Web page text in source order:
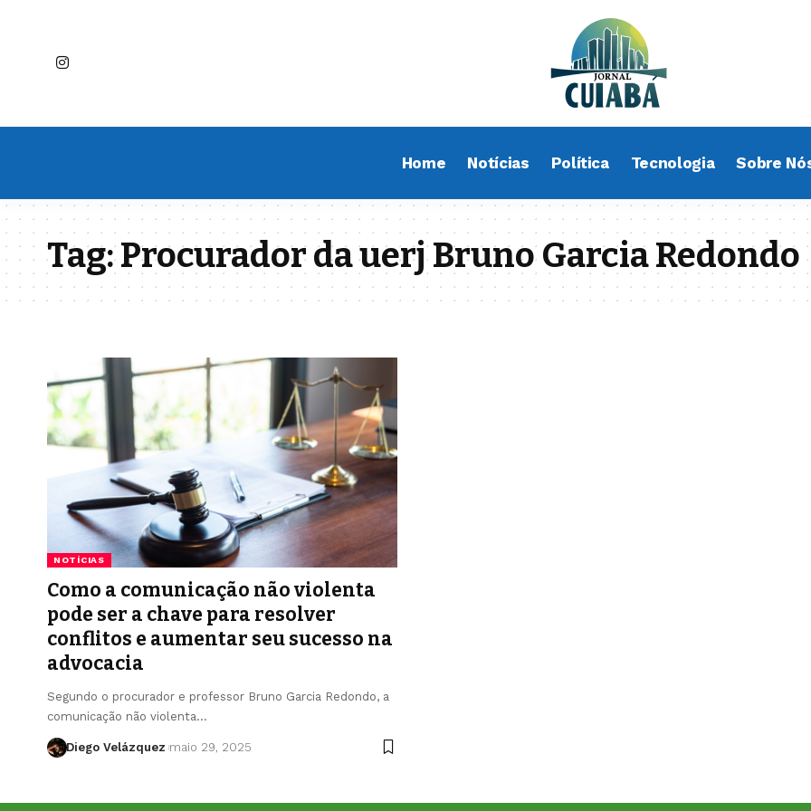
Home Notícias Política Tecnologia Sobre
Tag:Procurador da uerj Bruno Garcia Redondo
NOTÍCIAS
Como a comunicação não violenta
pode ser a chave para resolver
conflitos e aumentar seu sucesso na
advocacia
Segundo o procurador e professor Bruno Garcia Redondo, a
comunicação não violenta…
Diego Velázquez maio 29, 2025